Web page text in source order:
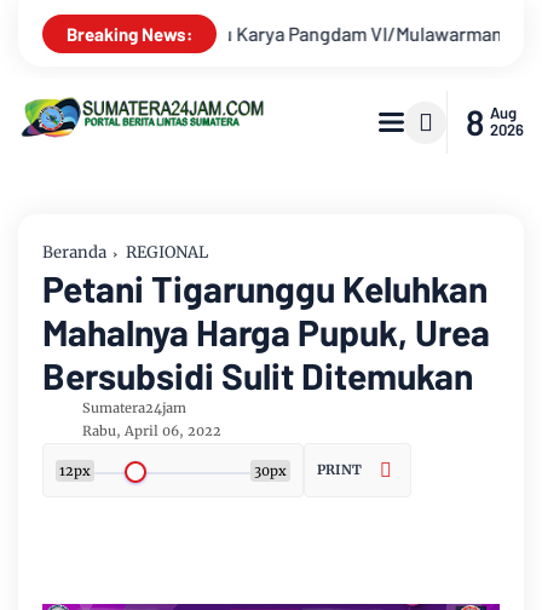
Breaking News:
Mayjen TNI Krido Pramono Jadi Ikon Singing Competition
8 Aug
2026
Beranda REGIONAL
Petani Tigarunggu Keluhkan
Mahalnya Harga Pupuk, Urea
Bersubsidi Sulit Ditemukan
Sumatera24jam
Rabu, April 06, 2022
12px 30px PRINT